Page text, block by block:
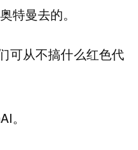
特曼去的。
可从不搞什么红色代
。